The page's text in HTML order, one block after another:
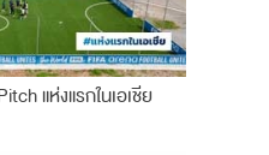
แห่งแรกในเอเชีย